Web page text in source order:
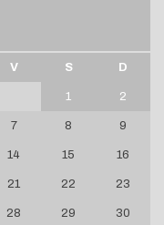
V S D
1 2
7 8 9
14 15 16
21 22 23
28 29 30